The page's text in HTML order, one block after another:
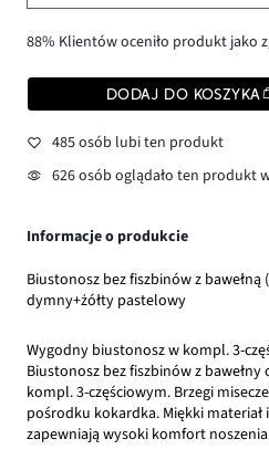
88% Klientów oceniło produkt jako
DODAJ DO KOSZYKA
485 osób lubi ten produkt
626 osób oglądało ten produkt
Informacje o produkcie
Biustonosz bez fiszbinów z
dymny+żółty pastelowy
Wygodny biustonosz w kompl. 3-
Biustonosz bez fiszbinów z
kompl. 3-częściowym. Brzegi
pośrodku kokardka. Miękki materiał
zapewniają wysoki komfort